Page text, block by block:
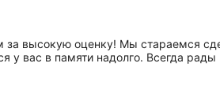
за высокую оценку! Мы стараемся
у вас в памяти надолго. Всегда